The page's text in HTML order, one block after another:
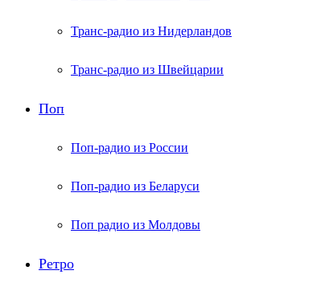
Транс-радио из Нидерландов
Транс-радио из Швейцарии
Поп
Поп-радио из России
Поп-радио из Беларуси
Поп радио из Молдовы
Ретро